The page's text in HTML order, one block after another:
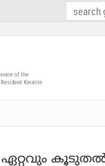
ഏറ്റവും